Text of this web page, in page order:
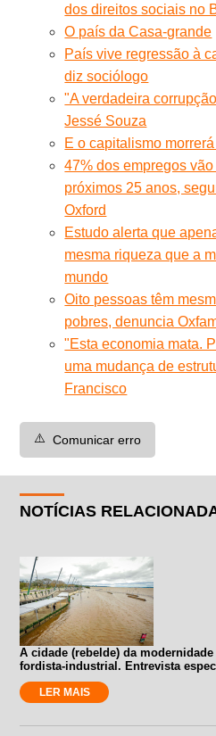
dos direitos sociais no
O país da Casa-grande
País vive regressão à
diz sociólogo
"A verdadeira
Jessé Souza
E o capitalismo
47% dos empregos
próximos 25 anos,
Oxford
Estudo alerta que
mesma riqueza que a
mundo
Oito pessoas têm
pobres, denuncia
"Esta economia mata.
uma mudança de
Francisco
⚠️ Comunicar erro
NOTÍCIAS
A cidade (rebelde) da
fordista-industrial. Entrevista
LER MAIS